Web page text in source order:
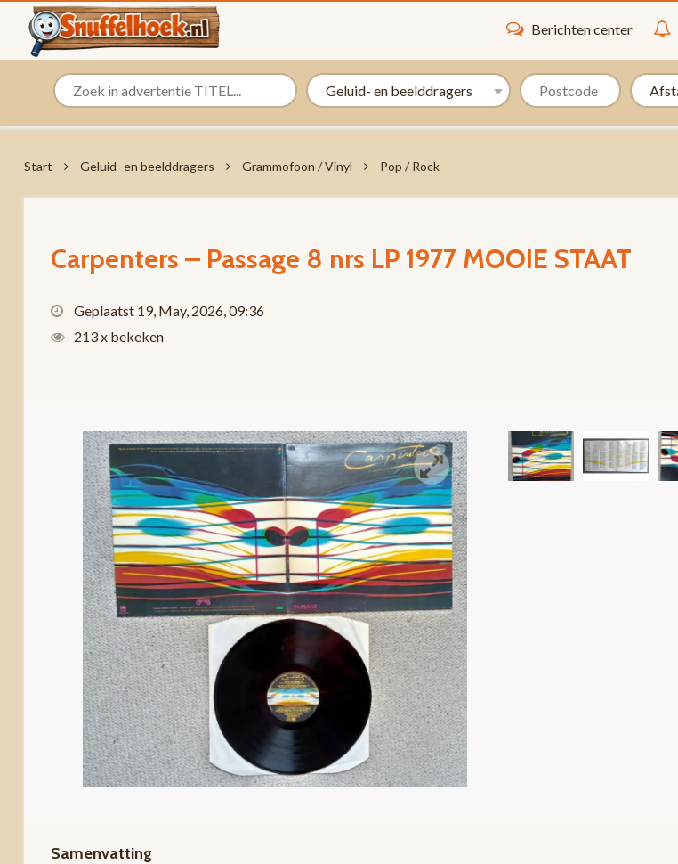
Berichten center
Start Geluid- en beelddragers Grammofoon / Vinyl Pop / Rock
Carpenters – Passage 8 nrs LP 1977 MOOIE STAAT
Geplaatst 19, May, 2026, 09:36
213 x bekeken
Samenvatting